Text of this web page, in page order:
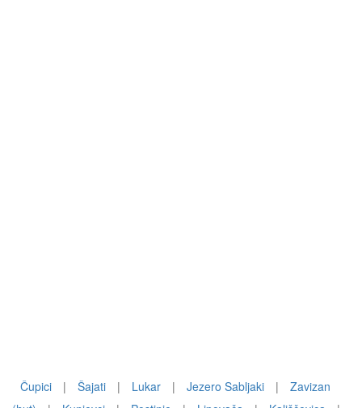
Čupici | Šajati | Lukar | Jezero Sabljaki |
Zavizan